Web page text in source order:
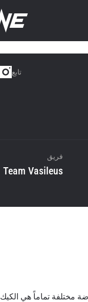
فريق
Team Vasileus
تابع
مختلفة تماماً هي الكيك